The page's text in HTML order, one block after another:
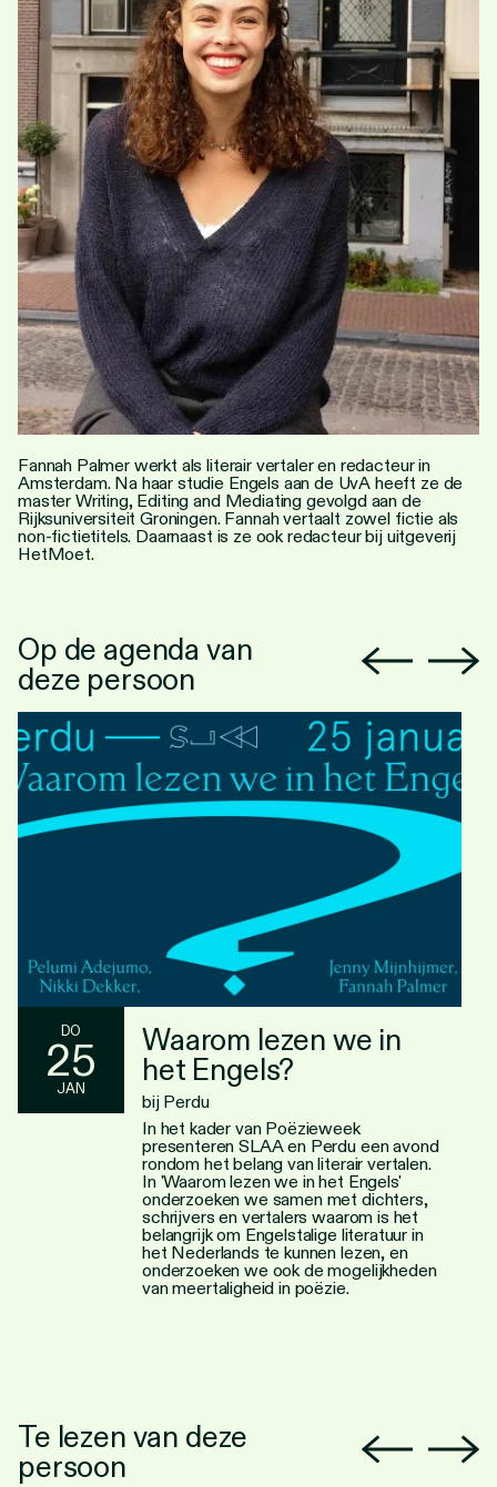
Fannah Palmer werkt als literair vertaler en redacteur in
Amsterdam. Na haar studie Engels aan de UvA heeft ze de
master Writing, Editing and Mediating gevolgd aan de
Rijksuniversiteit Groningen. Fannah vertaalt zowel fictie als
non-fictietitels. Daarnaast is ze ook redacteur bij uitgeverij
HetMoet.
Op de agenda van
deze persoon
DO
25
JAN
Waarom lezen we in
het Engels?
bij Perdu
In het kader van Poëzieweek
presenteren SLAA en Perdu een avond
rondom het belang van literair vertalen.
In 'Waarom lezen we in het Engels'
onderzoeken we samen met dichters,
schrijvers en vertalers waarom is het
belangrijk om Engelstalige literatuur in
het Nederlands te kunnen lezen, en
onderzoeken we ook de mogelijkheden
van meertaligheid in poëzie.
Te lezen van deze
persoon
Personen
Toegankelijkheid
Stadsdichter